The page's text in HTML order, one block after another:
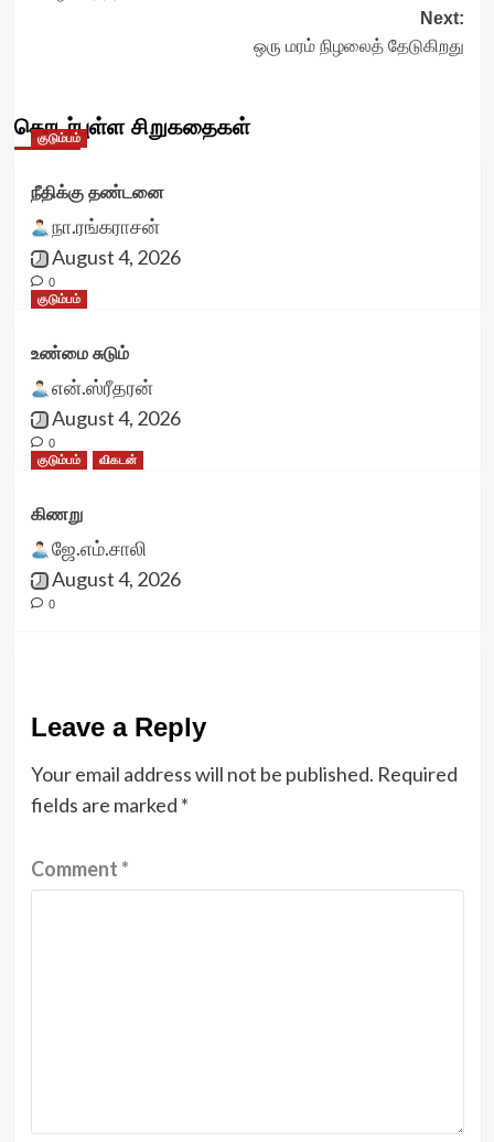
Next:
ஒரு மரம் நிழலைத் தேடுகிறது
தொடர்புள்ள சிறுகதைகள்
குடும்பம்
நீதிக்கு தண்டனை
நா.ரங்கராசன்
August 4, 2026
0
குடும்பம்
உண்மை சுடும்
என்.ஸ்ரீதரன்
August 4, 2026
0
குடும்பம்
விகடன்
கிணறு
ஜே.எம்.சாலி
August 4, 2026
0
Leave a Reply
Your email address will not be published. Required
fields are marked *
Comment*